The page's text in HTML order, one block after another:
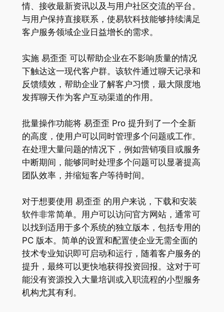
情、接收最新资讯以及与用户社区交流的平台。
与用户保持直接联系，使易软科技能够持续满足
客户服务领域企业日益增长的需求。
实施 易歪歪 可以帮助企业在不影响质量的情况
下触达这一现代客户群。该软件通过聊天记录和
反馈绩效，帮助企业了解客户习惯，最大限度地
发挥聊天作为客户互动渠道的作用。
批量操作功能将 易歪歪 Pro 提升到了一个全新
的高度，使用户可以同时管理多个问题或工作。
在处理大量问题的情况下，例如营销项目或服务
中断期间，能够同时处理多个问题可以显著提高
团队效率，并缩短客户等待时间。
对于想要使用 易歪歪 的用户来说，下载和安装
软件非常简单。用户可以访问官方网站，通常可
以找到适用于多个系统的独立版本，包括专用的
PC 版本。简单的设置和配置使企业无需全面的
技术专业知识即可启动和运行，随着客户服务的
提升，最终可以更快地获得投资回报。这对于可
能没有资源投入大量培训或入职流程的小型服务
机构尤其有利。